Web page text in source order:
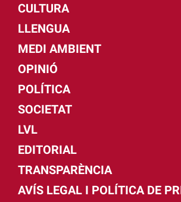
CULTURA
LLENGUA
MEDI AMBIENT
OPINIÓ
POLÍTICA
SOCIETAT
LVL
EDITORIAL
TRANSPARÈNCIA
AVÍS LEGAL I POLÍTICA DE